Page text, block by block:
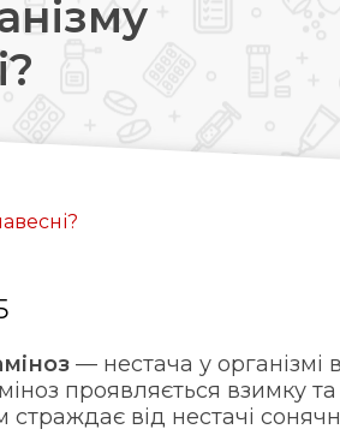
— нестача у організмі
проявляється взимку
страждає від нестачі